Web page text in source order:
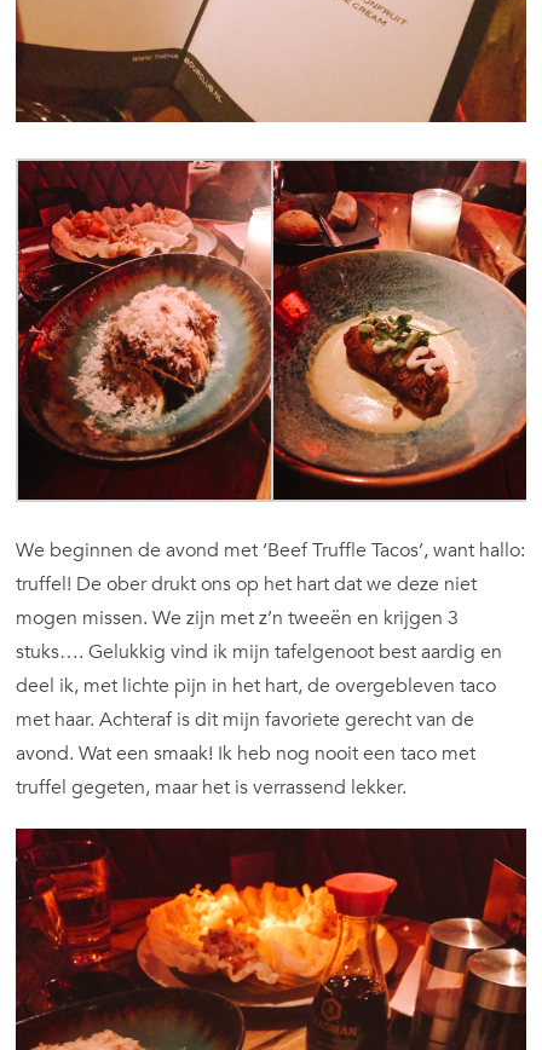
We beginnen de avond met ‘Beef Truffle Tacos’, want hallo:
truffel! De ober drukt ons op het hart dat we deze niet
mogen missen. We zijn met z’n tweeën en krijgen 3
stuks…. Gelukkig vind ik mijn tafelgenoot best aardig en
deel ik, met lichte pijn in het hart, de overgebleven taco
met haar. Achteraf is dit mijn favoriete gerecht van de
avond. Wat een smaak! Ik heb nog nooit een taco met
truffel gegeten, maar het is verrassend lekker.